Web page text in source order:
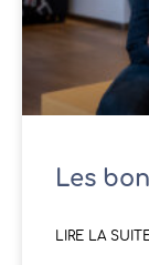
Les
LIRE LA